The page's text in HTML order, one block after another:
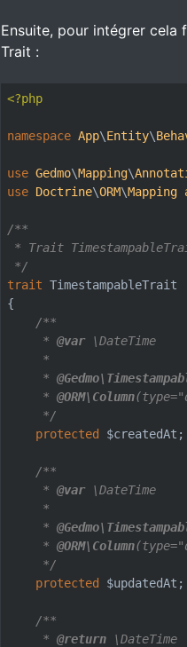
Ensuite, pour intégrer cela
Trait :
<?php
namespace App\Entity\
use Gedmo\Mapping\
use Doctrine\ORM\Mapping
/**
* Trait
*/
trait TimestampableTrait
{
/**
     *
@var
\DateTime
     *
     *
@Gedmo
     *
@ORM\Column
     */
protected $createdAt;
/**
     *
@var
\DateTime
     *
     *
@Gedmo
     *
@ORM\Column
     */
protected $updatedAt;
/**
     *
@return
\DateTime